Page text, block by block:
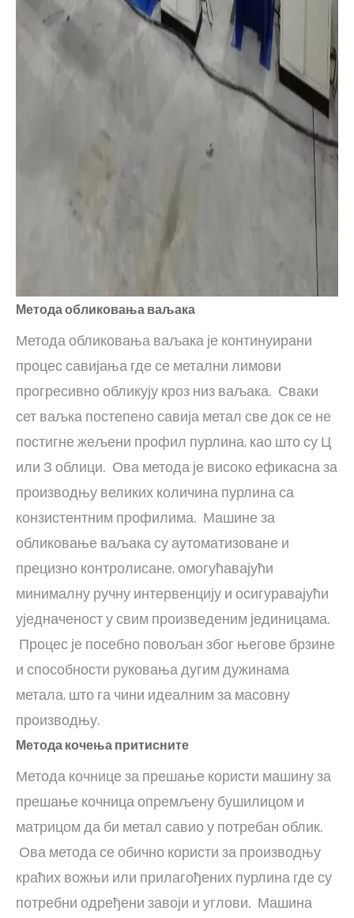
Метода обликовања ваљака
Метода обликовања ваљака је континуирани
процес савијања где се метални лимови
прогресивно обликују кроз низ ваљака. Сваки
сет ваљка постепено савија метал све док се не
постигне жељени профил пурлина, као што су Ц
или З облици. Ова метода је високо ефикасна за
производњу великих количина пурлина са
конзистентним профилима. Машине за
обликовање ваљака су аутоматизоване и
прецизно контролисане, омогућавајући
минималну ручну интервенцију и осигуравајући
уједначеност у свим произведеним јединицама.
Процес је посебно повољан због његове брзине
и способности руковања дугим дужинама
метала, што га чини идеалним за масовну
производњу.
Метода кочења притисните
Метода кочнице за прешање користи машину за
прешање кочница опремљену бушилицом и
матрицом да би метал савио у потребан облик.
Ова метода се обично користи за производњу
краћих вожњи или прилагођених пурлина где су
потребни одређени завоји и углови. Машина